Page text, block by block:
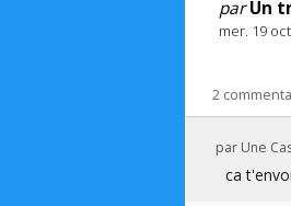
parUn
mer. 19
2
par Une
ca